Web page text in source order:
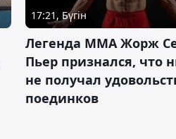
17:21, Бүгін
Легенда ММА Жорж
Пьер признался, что
не получал
поединков